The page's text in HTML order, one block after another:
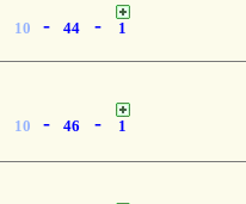
10 - 44 - 1
10 - 46 - 1